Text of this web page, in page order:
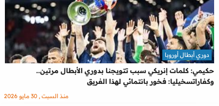
حكيمي: كلمات إنريكي سبب تتويجنا بدوري الأبطال مرتين..
وكفاراتسخيليا: فخور بانتمائي لهذا الفريق
دوري أبطال أوروبا
منذ السبت , 30 مايو 2026